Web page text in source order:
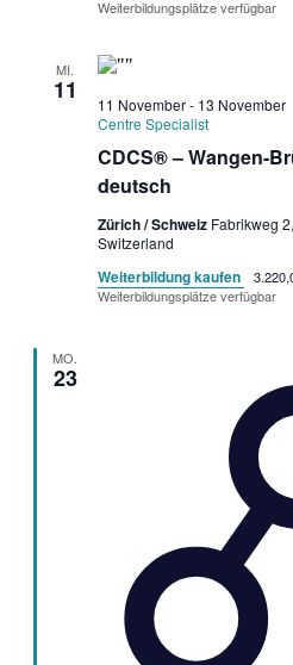
Weiterbildungsplätze verfügbar
MI.
11
CDCS® – Wangen-
deutsch
11 November- 13 November
Centre Specialist
Zürich / Schweiz Fabrikweg
Switzerland
Weiterbildung kaufen
Weiterbildungsplätze verfügbar
MO.
23